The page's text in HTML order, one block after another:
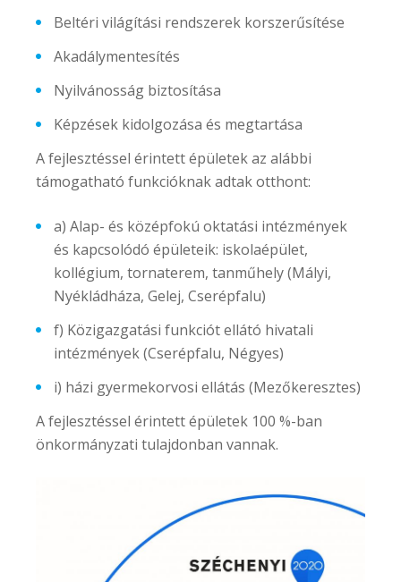
Beltéri világítási rendszerek korszerűsítése
Akadálymentesítés
Nyilvánosság biztosítása
Képzések kidolgozása és megtartása
A fejlesztéssel érintett épületek az alábbi
támogatható funkcióknak adtak otthont:
a) Alap- és középfokú oktatási intézmények
és kapcsolódó épületeik: iskolaépület,
kollégium, tornaterem, tanműhely (Mályi,
Nyékládháza, Gelej, Cserépfalu)
f) Közigazgatási funkciót ellátó hivatali
intézmények (Cserépfalu, Négyes)
i) házi gyermekorvosi ellátás (Mezőkeresztes)
A fejlesztéssel érintett épületek 100 %-ban
önkormányzati tulajdonban vannak.